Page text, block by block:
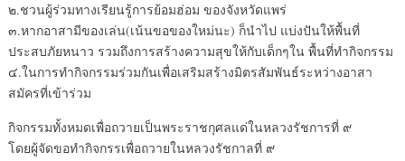
๒.ชวนผู้ร่วมทางเรียนรู้การย้อมฮ่อม ของจังหวัดแพร่
๓.หากอาสามีของเล่น(เน้นขอของใหม่นะ) ก็นำไป แบ่งปันให้พื้นที่
ประสบภัยหนาว รวมถึงการสร้างความสุขให้กับเด็กๆใน พื้นที่ทำกิจกรรม
๔.ในการทำกิจกรรมร่วมกันเพื่อเสริมสร้างมิตรสัมพันธ์ระหว่างอาสา
สมัครที่เข้าร่วม
กิจกรรมทั้งหมดเพื่อถวายเป็นพระราชกุศลแด่ในหลวงรัชการที่ ๙
โดยผู้จัดขอทำกิจกรรเพื่อถวายในหลวงรัชกาลที่ ๙